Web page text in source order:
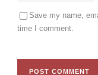
Save my name,
time I comment.